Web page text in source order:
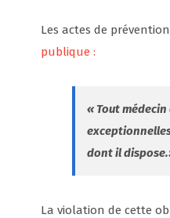
Les actes de
publique :
« Tout
dont il
La violation de cette